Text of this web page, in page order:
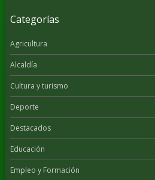
Categorías
Agricultura
Alcaldía
Cultura y turismo
Deporte
Destacados
Educación
Empleo y Formación